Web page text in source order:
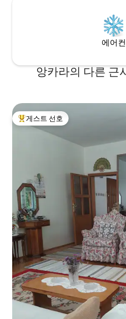
에어컨
앙카라의 다른 근
상위 게스트 선호
게스트 선호